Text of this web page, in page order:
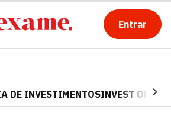
Entrar
DE INVESTIMENTOSINVEST OPINA